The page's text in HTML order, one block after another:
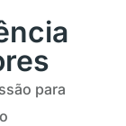
para